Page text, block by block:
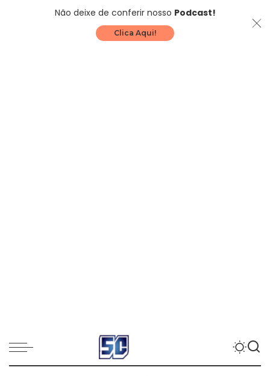
Não deixe de conferir nosso Podcast!
Clica Aqui!